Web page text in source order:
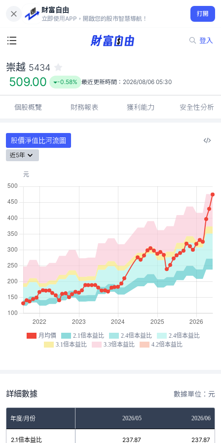
財富自由
立即使用APP，開啟您的股市智慧導航！
打開
登入
509.00
-0.58%
崇越 5434
509.00 -0.58% 最近更新時間： 2026/08/06 05:30
個股概覽 財務報表 獲利能力 安全性分析
股價淨值比河流圖
近5年
月均價 2.1倍本益比 2.4倍本益比
2.4倍本益比
3.1倍本益比
3.3倍本益比 4.2倍本益比
詳細數據 數據單位：元
年度/月份 2026/05 2026/06
2.1倍本益比 237.87 237.87